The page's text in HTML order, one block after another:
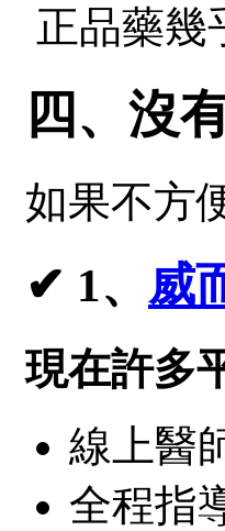
正品藥幾
四、沒
如果不方
✔ 1、 威
現在許多
線上醫
全程指